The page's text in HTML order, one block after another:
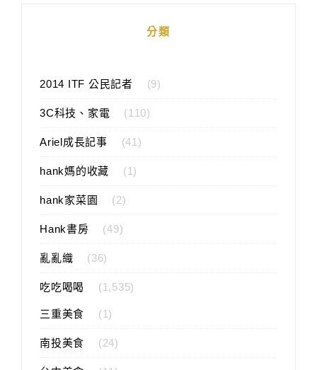
分類
2014 ITF 公民記者 (9)
3C科技、家電 (110)
Ariel成長記事 (41)
hank媽的收藏 (1)
hank家菜園 (2)
Hank書房 (49)
亂亂織 (36)
吃吃喝喝 (1,535)
三重美食 (1)
南投美食 (24)